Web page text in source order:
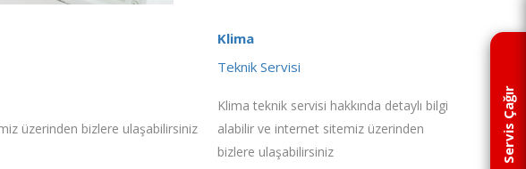
Servis Çağır
üzerinden bizlere ulaşabilirsiniz
Klima
Teknik Servisi
Klima teknik servisi hakkında detaylı bilgi
alabilir ve internet sitemiz üzerinden
bizlere ulaşabilirsiniz